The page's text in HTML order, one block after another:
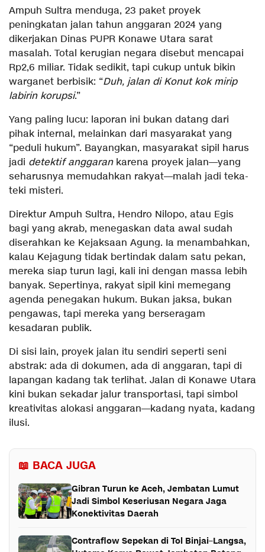
Ampuh Sultra menduga, 23 paket proyek
peningkatan jalan tahun anggaran 2024 yang
dikerjakan Dinas PUPR Konawe Utara sarat
masalah. Total kerugian negara disebut mencapai
Rp2,6 miliar. Tidak sedikit, tapi cukup untuk bikin
warganet berbisik: “Duh, jalan di Konut kok mirip
labirin korupsi.”
Yang paling lucu: laporan ini bukan datang dari
pihak internal, melainkan dari masyarakat yang
“peduli hukum”. Bayangkan, masyarakat sipil harus
jadi detektif anggarankarena proyek jalan—yang
seharusnya memudahkan rakyat—malah jadi teka-
teki misteri.
Direktur Ampuh Sultra, Hendro Nilopo, atau Egis
bagi yang akrab, menegaskan data awal sudah
diserahkan ke Kejaksaan Agung. Ia menambahkan,
kalau Kejagung tidak bertindak dalam satu pekan,
mereka siap turun lagi, kali ini dengan massa lebih
banyak. Sepertinya, rakyat sipil kini memegang
agenda penegakan hukum. Bukan jaksa, bukan
pengawas, tapi mereka yang berseragam
kesadaran publik.
Di sisi lain, proyek jalan itu sendiri seperti seni
abstrak: ada di dokumen, ada di anggaran, tapi di
lapangan kadang tak terlihat. Jalan di Konawe Utara
kini bukan sekadar jalur transportasi, tapi simbol
kreativitas alokasi anggaran—kadang nyata, kadang
ilusi.
📖 BACA JUGA
Gibran Turun ke Aceh, Jembatan Lumut
Jadi Simbol Keseriusan Negara Jaga
Konektivitas Daerah
Contraflow Sepekan di Tol Binjai–Langsa,